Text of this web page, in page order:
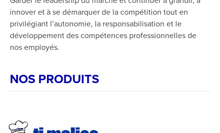
innover et à se démarquer de la compétition tout en
privilégiant l’autonomie, la responsabilisation et le
développement des compétences professionnelles de
nos employés.
NOS PRODUITS